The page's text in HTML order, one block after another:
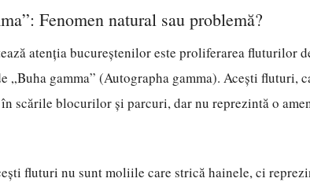
Fenomen natural sau problemă?
atenția bucureștenilor este proliferarea fluturilor
„Buha gamma” (Autographa gamma). Acești fluturi,
scările blocurilor și parcuri, dar nu reprezintă o
fluturi nu sunt moliile care strică hainele, ci